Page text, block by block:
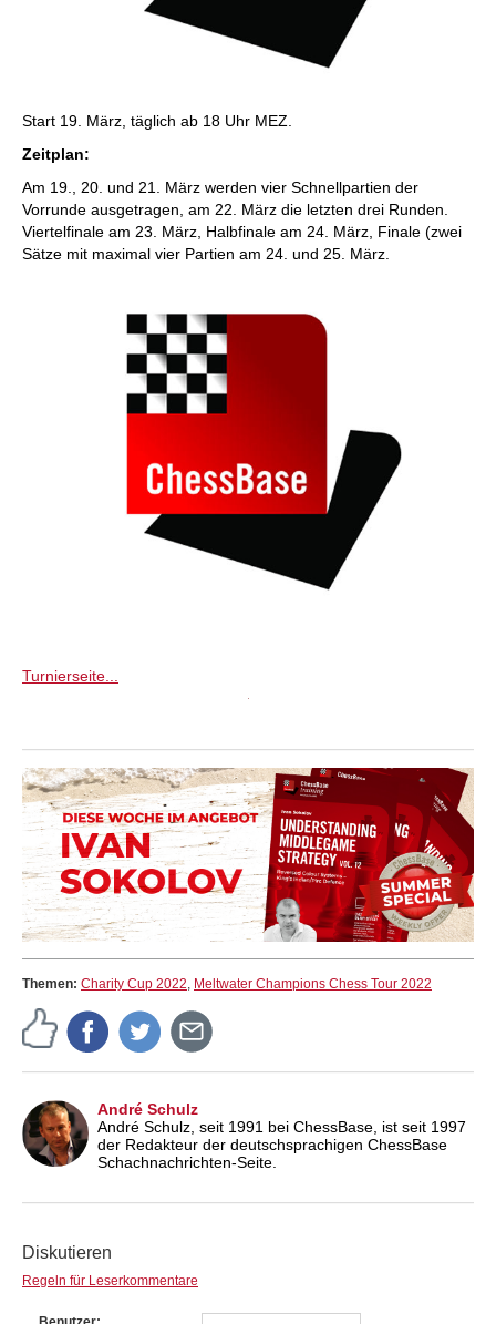
Start 19. März, täglich ab 18 Uhr MEZ.
Zeitplan:
Am 19., 20. und 21. März werden vier Schnellpartien der
Vorrunde ausgetragen, am 22. März die letzten drei Runden.
Viertelfinale am 23. März, Halbfinale am 24. März, Finale (zwei
Sätze mit maximal vier Partien am 24. und 25. März.
Turnierseite...
Themen: Charity Cup 2022 Meltwater Champions Chess Tour 2022
André Schulz
André Schulz, seit 1991 bei ChessBase, ist seit 1997
der Redakteur der deutschsprachigen ChessBase
Schachnachrichten-Seite.
Diskutieren
Regeln für Leserkommentare